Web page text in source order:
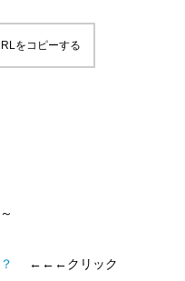
をコピーする
←←←クリック